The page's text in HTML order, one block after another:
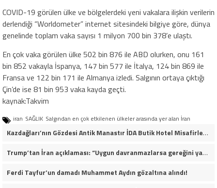
COVID-19 görülen ülke ve bölgelerdeki yeni vakalara ilişkin verilerin
derlendiği “Worldometer” internet sitesindeki bilgiye göre, dünya
genelinde toplam vaka sayısı 1 milyon 700 bin 378’e ulaştı.
En çok vaka görülen ülke 502 bin 876 ile ABD olurken, onu 161
bin 852 vakayla İspanya, 147 bin 577 ile İtalya, 124 bin 869 ile
Fransa ve 122 bin 171 ile Almanya izledi. Salgının ortaya çıktığı
Çin’de ise 81 bin 953 vaka kayda geçti.
kaynak:Takvim
iran SAĞLIK Salgından en çok etkilenen ülkeler arasında yer alan İran
Kazdağları’nın Gözdesi Antik Manastır İDA Butik Hotel Misafirlerinden Tam Not Alıyor
Trump’tan İran açıklaması: “Uygun davranmazlarsa gereğini yaparım”
Ferdi Tayfur’un damadı Muhammet Aydın gözaltına alındı!